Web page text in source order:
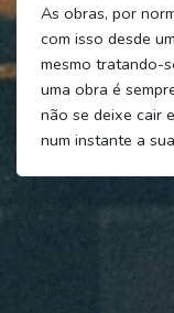
As obras, por
com isso desde
mesmo tratando-
uma obra é
não se deixe cair
num instante a